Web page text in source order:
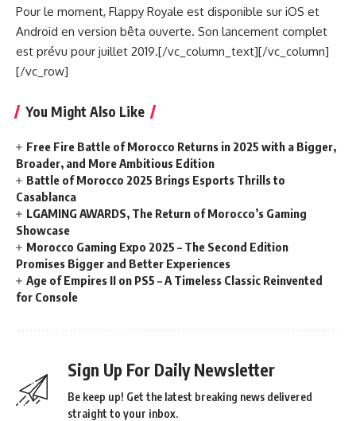
Pour le moment, Flappy Royale est disponible sur iOS et
Android en version bêta ouverte. Son lancement complet
est prévu pour juillet 2019.[/vc_column_text][/vc_column]
[/vc_row]
You Might Also Like
Free Fire Battle of Morocco Returns in 2025 with a Bigger,
Broader, and More Ambitious Edition
Battle of Morocco 2025 Brings Esports Thrills to
Casablanca
LGAMING AWARDS, The Return of Morocco’s Gaming
Showcase
Morocco Gaming Expo 2025 – The Second Edition
Promises Bigger and Better Experiences
Age of Empires II on PS5 – A Timeless Classic Reinvented
for Console
Sign Up For Daily Newsletter
Be keep up! Get the latest breaking news delivered
straight to your inbox.